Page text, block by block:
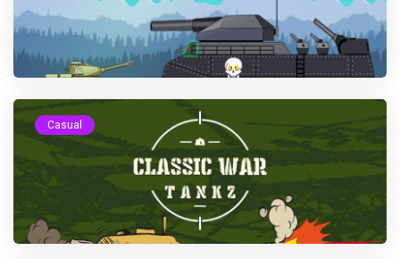
Casual